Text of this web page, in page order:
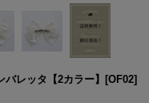
バレッタ【2カラー】[OF02]